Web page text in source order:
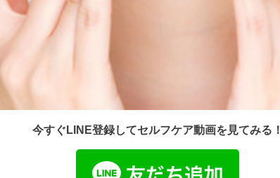
今すぐLINE登録してセルフケア動画を見てみる！